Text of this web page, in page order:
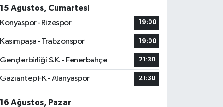
15 Ağustos, Cumartesi
Konyaspor - Rizespor
19:00
Kasımpaşa - Trabzonspor 19:00
Gençlerbirliği S.K. - Fenerbahçe 21:30
Gaziantep FK - Alanyaspor 21:30
16 Ağustos, Pazar